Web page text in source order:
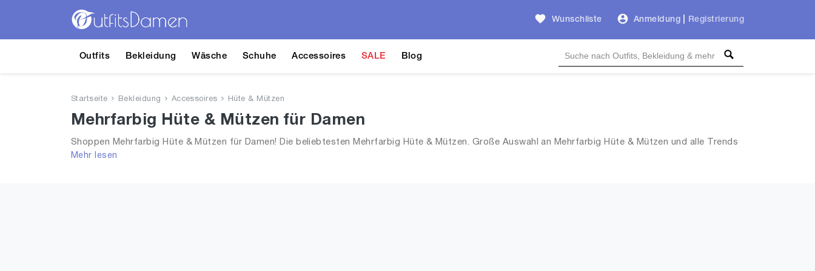
Wunschliste Anmeldung Registrierung
Outfits Bekleidung Wäsche Schuhe Accessoires SALE Blog
Startseite Bekleidung Accessoires Hüte & Mützen
Mehrfarbig Hüte & Mützen für Damen
Shoppen Mehrfarbig Hüte & Mützen für Damen! Die beliebtesten Mehrfarbig Hüte & Mützen. Große Auswahl an Mehrfarbig Hüte & Mützen und alle Trends
aus 2026 für Frauen!
Mehr lesen